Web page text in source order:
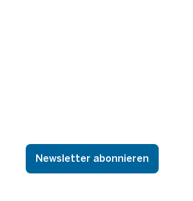
Newsletter abonnieren